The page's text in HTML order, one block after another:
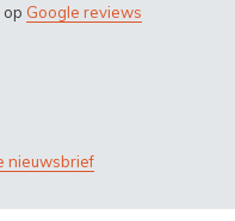
op Google reviews
nieuwsbrief